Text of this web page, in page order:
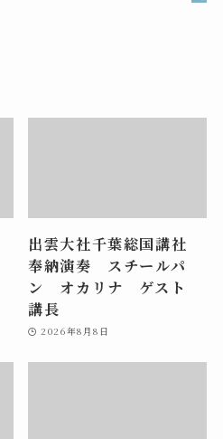
出雲大社千葉総国講社
奉納演奏 スチールパ
ン オカリナ ゲスト
講長
2026年8月8日